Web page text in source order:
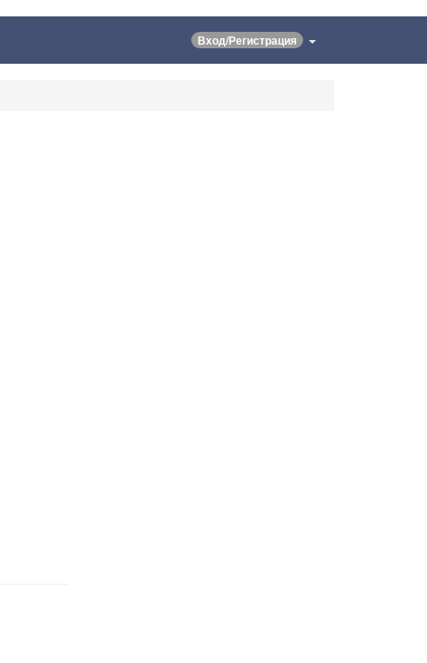
Вход/Регистрация